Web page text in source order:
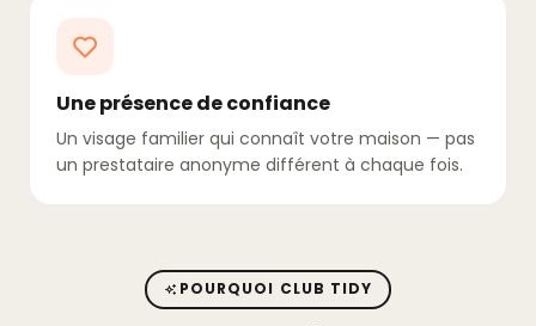
Une présence de confiance
Un visage familier qui connaît votre maison — pas
un prestataire anonyme différent à chaque fois.
POURQUOI CLUB TIDY